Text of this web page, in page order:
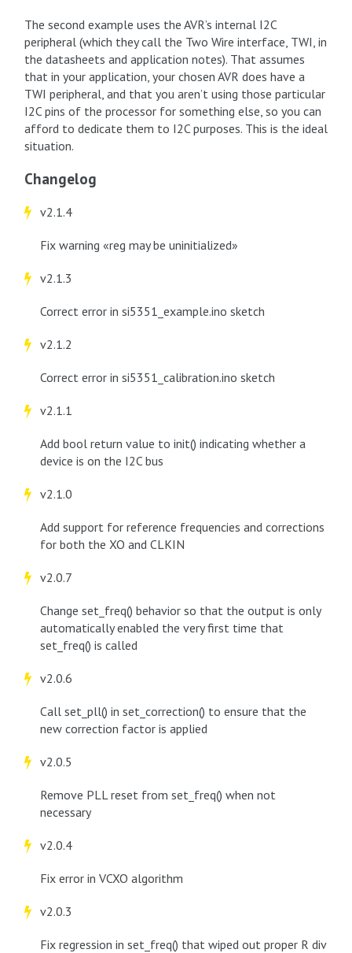
The second example uses the AVR’s internal I2C
peripheral (which they call the Two Wire interface, TWI, in
the datasheets and application notes). That assumes
that in your application, your chosen AVR does have a
TWI peripheral, and that you aren’t using those particular
I2C pins of the processor for something else, so you can
afford to dedicate them to I2C purposes. This is the ideal
situation.
Changelog
v2.1.4
Fix warning «reg may be uninitialized»
v2.1.3
Correct error in si5351_example.ino sketch
v2.1.2
Correct error in si5351_calibration.ino sketch
v2.1.1
Add bool return value to init() indicating whether a
device is on the I2C bus
v2.1.0
Add support for reference frequencies and corrections
for both the XO and CLKIN
v2.0.7
Change set_freq() behavior so that the output is only
automatically enabled the very first time that
set_freq() is called
v2.0.6
Call set_pll() in set_correction() to ensure that the
new correction factor is applied
v2.0.5
Remove PLL reset from set_freq() when not
necessary
v2.0.4
Fix error in VCXO algorithm
v2.0.3
Fix regression in set_freq() that wiped out proper R div